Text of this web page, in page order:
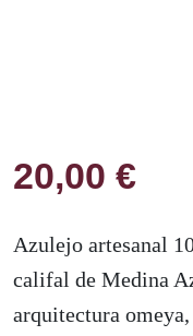
20,00 €
Azulejo artesanal
califal de Medina
arquitectura